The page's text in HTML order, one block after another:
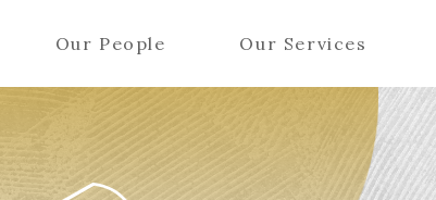
Our People Our Services